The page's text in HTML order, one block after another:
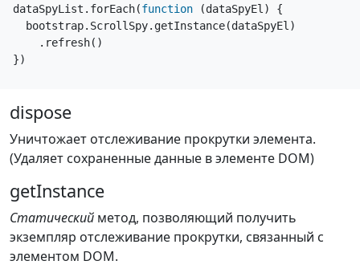
dataSpyList . forEach(function (dataSpyEl )
{
bootstrap. ScrollSpy. getInstance(dataSpyEl )
. refresh()
})
dispose
Уничтожает отслеживание прокрутки элемента.
(Удаляет сохраненные данные в элементе DOM)
getInstance
Статический метод, позволяющий получить
экземпляр отслеживание прокрутки, связанный с
элементом DOM.